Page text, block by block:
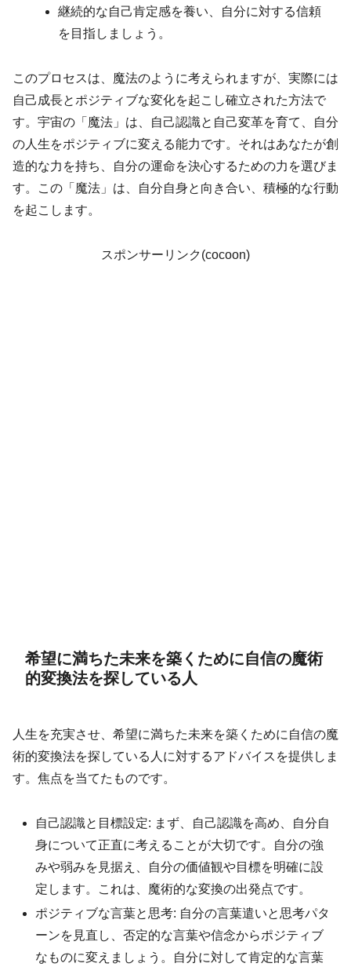
継続的な自己肯定感を養い、自分に対する信頼
を目指しましょう。
このプロセスは、魔法のように考えられますが、実際には
自己成長とポジティブな変化を起こし確立された方法で
す。宇宙の「魔法」は、自己認識と自己変革を育て、自分
の人生をポジティブに変える能力です。それはあなたが創
造的な力を持ち、自分の運命を決心するための力を選びま
す。この「魔法」は、自分自身と向き合い、積極的な行動
を起こします。
スポンサーリンク(cocoon)
希望に満ちた未来を築くために自信の魔術
的変換法を探している人
人生を充実させ、希望に満ちた未来を築くために自信の魔
術的変換法を探している人に対するアドバイスを提供しま
す。焦点を当てたものです。
自己認識と目標設定: まず、自己認識を高め、自分自
身について正直に考えることが大切です。自分の強
みや弱みを見据え、自分の価値観や目標を明確に設
定します。これは、魔術的な変換の出発点です。
ポジティブな言葉と思考: 自分の言葉遣いと思考パタ
ーンを見直し、否定的な言葉や信念からポジティブ
なものに変えましょう。自分に対して肯定的な言葉